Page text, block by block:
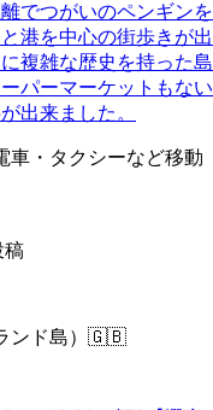
でつがいのペンギンを
港を中心の街歩きが出
複雑な歴史を持った島
パーマーケットもない
出来ました。
車・タクシーなど移動
稿
ド島） 🇬🇧